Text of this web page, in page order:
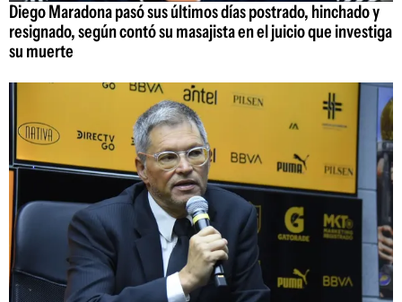
Diego Maradona pasó sus últimos días postrado, hinchado y
resignado, según contó su masajista en el juicio que investiga
su muerte